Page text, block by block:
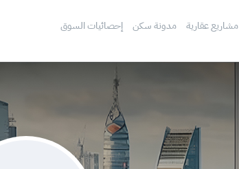
مشاريع عقارية مدونة سكن إحصائيات السوق